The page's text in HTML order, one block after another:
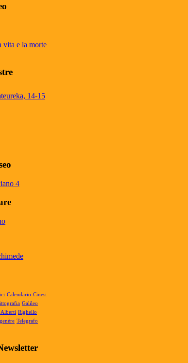
14-15
autorevoli in
2025
2025...
4
Calendario Cinesi
Galileo
Alberti Righello
Telegrafo